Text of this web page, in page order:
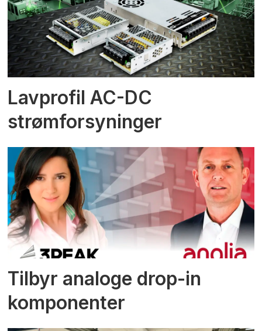
Lavprofil AC-DC
strømforsyninger
Tilbyr analoge drop-in
komponenter